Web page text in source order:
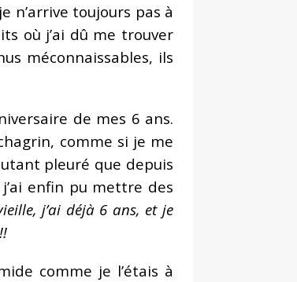
n’arrive toujours pas à
où j’ai dû me trouver
méconnaissables, ils
de mes 6 ans.
comme si je me
pleuré que depuis
enfin pu mettre des
j’ai déjà 6 ans, et je
comme je l’étais à